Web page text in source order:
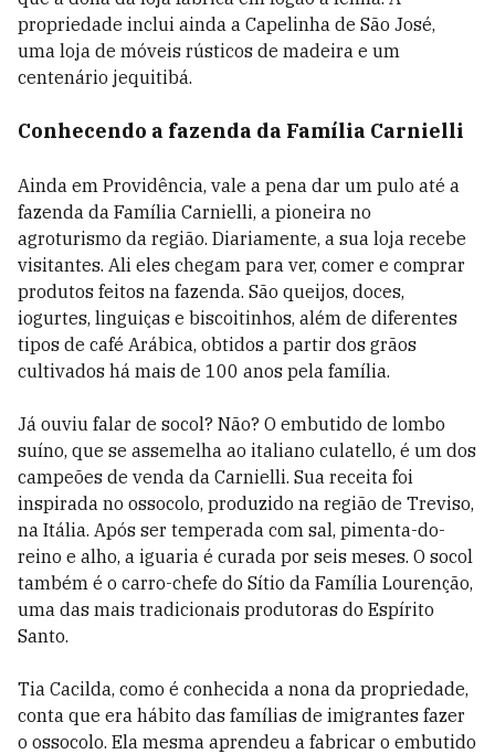
propriedade inclui ainda a Capelinha de São José,
uma loja de móveis rústicos de madeira e um
centenário jequitibá.
Conhecendo a fazenda da Família Carnielli
Ainda em Providência, vale a pena dar um pulo até a
fazenda da Família Carnielli, a pioneira no
agroturismo da região. Diariamente, a sua loja recebe
visitantes. Ali eles chegam para ver, comer e comprar
produtos feitos na fazenda. São queijos, doces,
iogurtes, linguiças e biscoitinhos, além de diferentes
tipos de café Arábica, obtidos a partir dos grãos
cultivados há mais de 100 anos pela família.
Já ouviu falar de socol? Não? O embutido de lombo
suíno, que se assemelha ao italiano culatello, é um dos
campeões de venda da Carnielli. Sua receita foi
inspirada no ossocolo, produzido na região de Treviso,
na Itália. Após ser temperada com sal, pimenta-do-
reino e alho, a iguaria é curada por seis meses. O socol
também é o carro-chefe do Sítio da Família Lourenção,
uma das mais tradicionais produtoras do Espírito
Santo.
Tia Cacilda, como é conhecida a nona da propriedade,
conta que era hábito das famílias de imigrantes fazer
o ossocolo. Ela mesma aprendeu a fabricar o embutido